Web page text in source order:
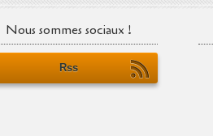
Nous sommes sociaux !
Rss